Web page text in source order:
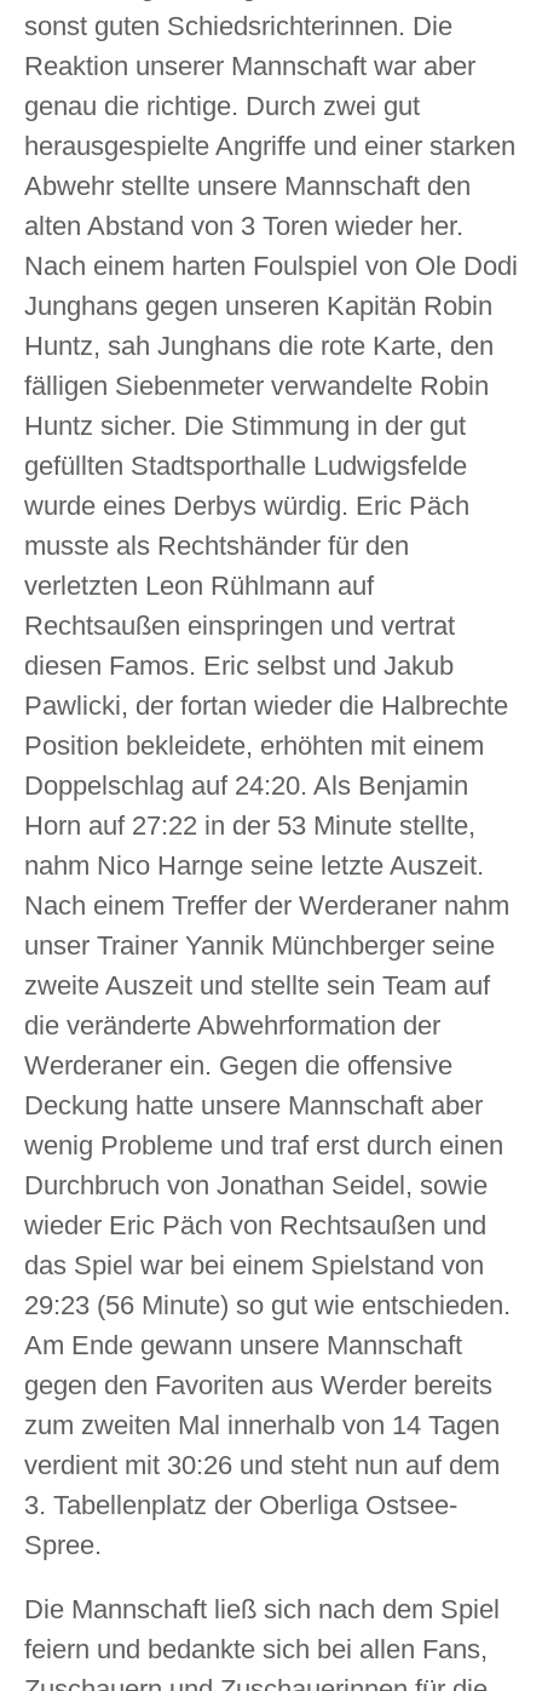
sonst guten Schiedsrichterinnen. Die
Reaktion unserer Mannschaft war aber
genau die richtige. Durch zwei gut
herausgespielte Angriffe und einer starken
Abwehr stellte unsere Mannschaft den
alten Abstand von 3 Toren wieder her.
Nach einem harten Foulspiel von Ole Dodi
Junghans gegen unseren Kapitän Robin
Huntz, sah Junghans die rote Karte, den
fälligen Siebenmeter verwandelte Robin
Huntz sicher. Die Stimmung in der gut
gefüllten Stadtsporthalle Ludwigsfelde
wurde eines Derbys würdig. Eric Päch
musste als Rechtshänder für den
verletzten Leon Rühlmann auf
Rechtsaußen einspringen und vertrat
diesen Famos. Eric selbst und Jakub
Pawlicki, der fortan wieder die Halbrechte
Position bekleidete, erhöhten mit einem
Doppelschlag auf 24:20. Als Benjamin
Horn auf 27:22 in der 53 Minute stellte,
nahm Nico Harnge seine letzte Auszeit.
Nach einem Treffer der Werderaner nahm
unser Trainer Yannik Münchberger seine
zweite Auszeit und stellte sein Team auf
die veränderte Abwehrformation der
Werderaner ein. Gegen die offensive
Deckung hatte unsere Mannschaft aber
wenig Probleme und traf erst durch einen
Durchbruch von Jonathan Seidel, sowie
wieder Eric Päch von Rechtsaußen und
das Spiel war bei einem Spielstand von
29:23 (56 Minute) so gut wie entschieden.
Am Ende gewann unsere Mannschaft
gegen den Favoriten aus Werder bereits
zum zweiten Mal innerhalb von 14 Tagen
verdient mit 30:26 und steht nun auf dem
3. Tabellenplatz der Oberliga Ostsee-
Spree.
Die Mannschaft ließ sich nach dem Spiel
feiern und bedankte sich bei allen Fans,